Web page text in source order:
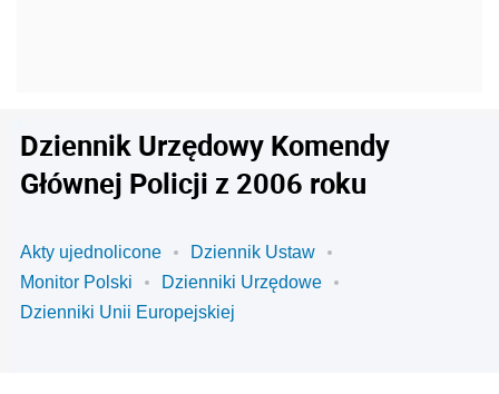
Dziennik Urzędowy Komendy
Głównej Policji z 2006 roku
Akty ujednolicone
Dziennik Ustaw
Monitor Polski
Dzienniki Urzędowe
Dzienniki Unii Europejskiej